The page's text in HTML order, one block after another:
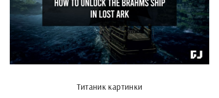
Титаник картинки